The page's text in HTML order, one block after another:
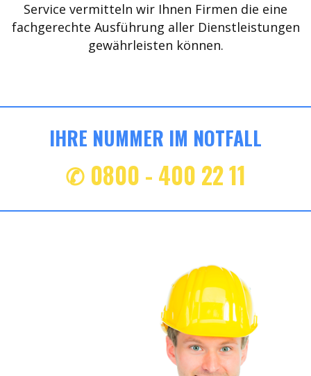
Service vermitteln wir Ihnen Firmen die eine
fachgerechte Ausführung aller Dienstleistungen
gewährleisten können.
IHRE NUMMER IM NOTFALL
✆ 0800 - 400 22 11